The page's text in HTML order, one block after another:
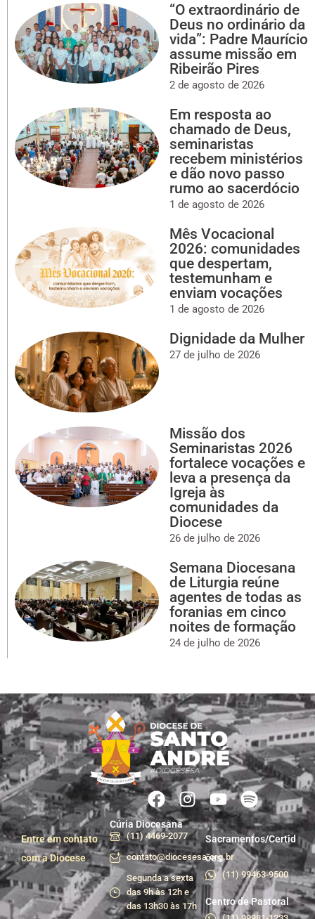
“O extraordinário de
Deus no ordinário da
vida”: Padre Maurício
assume missão em
Ribeirão Pires
2 de agosto de 2026
Em resposta ao
chamado de Deus,
seminaristas
recebem ministérios
e dão novo passo
rumo ao sacerdócio
1 de agosto de 2026
Mês Vocacional
2026: comunidades
que despertam,
testemunham e
enviam vocações
1 de agosto de 2026
Dignidade da Mulher
27 de julho de 2026
Missão dos
Seminaristas 2026
fortalece vocações e
leva a presença da
Igreja às
comunidades da
Diocese
26 de julho de 2026
Semana Diocesana
de Liturgia reúne
agentes de todas as
foranias em cinco
noites de formação
24 de julho de 2026
Entre em contato
com a Diocese
Cúria Diocesana
(11) 4469-2077
contato@diocesesa.org.br
Segunda a sexta
das 9h às 12h e
das 13h30 às 17h
Sacramentos/Certid
ões
(11) 99463-9500
Centro de Pastoral